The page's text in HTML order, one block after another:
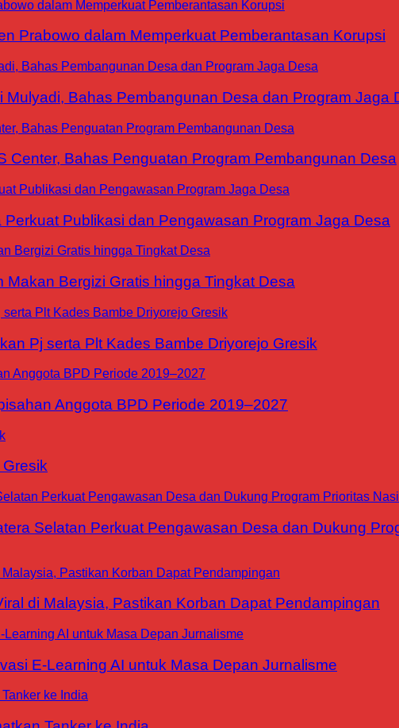
Prabowo dalam Memperkuat Pemberantasan Korupsi
Bahas Pembangunan Desa dan Program Jaga
Center, Bahas Penguatan Program Pembangunan Desa
Publikasi dan Pengawasan Program Jaga Desa
Bergizi Gratis hingga Tingkat Desa
Pj serta Plt Kades Bambe Driyorejo Gresik
Anggota BPD Periode 2019–2027
Selatan Perkuat Pengawasan Desa dan Dukung
di Malaysia, Pastikan Korban Dapat Pendampingan
E-Learning AI untuk Masa Depan Jurnalisme